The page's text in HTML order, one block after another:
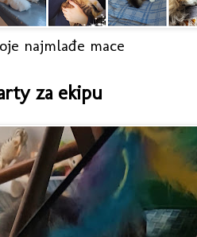
najmlađe mace
za ekipu